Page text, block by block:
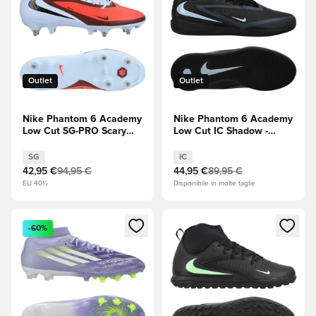
Outlet
Nike Phantom 6 Academy
Low Cut SG-PRO Scary
Crimson (Rosso)
SG
42,95 €94,95 €
EU 40½
Outlet
Nike Phantom 6 Academy
Low Cut IC Shadow -
IC
44,95 €89,95 €
Disponibile in molte taglie
Apre una finestra modale per accedere o registrarsi come
-60%
Apre una finestra modale